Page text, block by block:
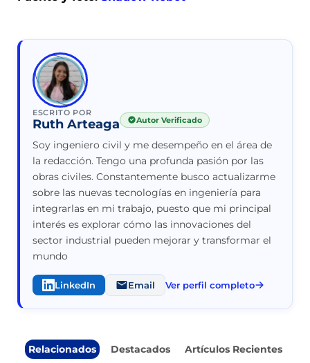
ESCRITO POR
Ruth Arteaga Autor Verificado
Soy ingeniero civil y me desempeño en el área de
la redacción. Tengo una profunda pasión por las
obras civiles. Constantemente busco actualizarme
sobre las nuevas tecnologías en ingeniería para
integrarlas en mi trabajo, puesto que mi principal
interés es explorar cómo las innovaciones del
sector industrial pueden mejorar y transformar el
mundo
LinkedIn Email Ver perfil completo
Relacionados Destacados Artículos Recientes